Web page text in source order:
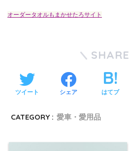
オーダータオルもまかせたろサイト
SHARE
ツイート シェア はてブ
CATEGORY : 愛車・愛用品